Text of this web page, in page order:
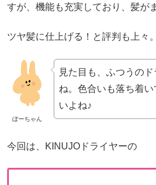
すが、機能も充実しており、髪が
ツヤ髪に仕上げる！と評判も上々。
ぽーちゃん
見た目も、ふつうの
ね。色合いも落ち着
いよね♪
今回は、KINUJOドライヤーの